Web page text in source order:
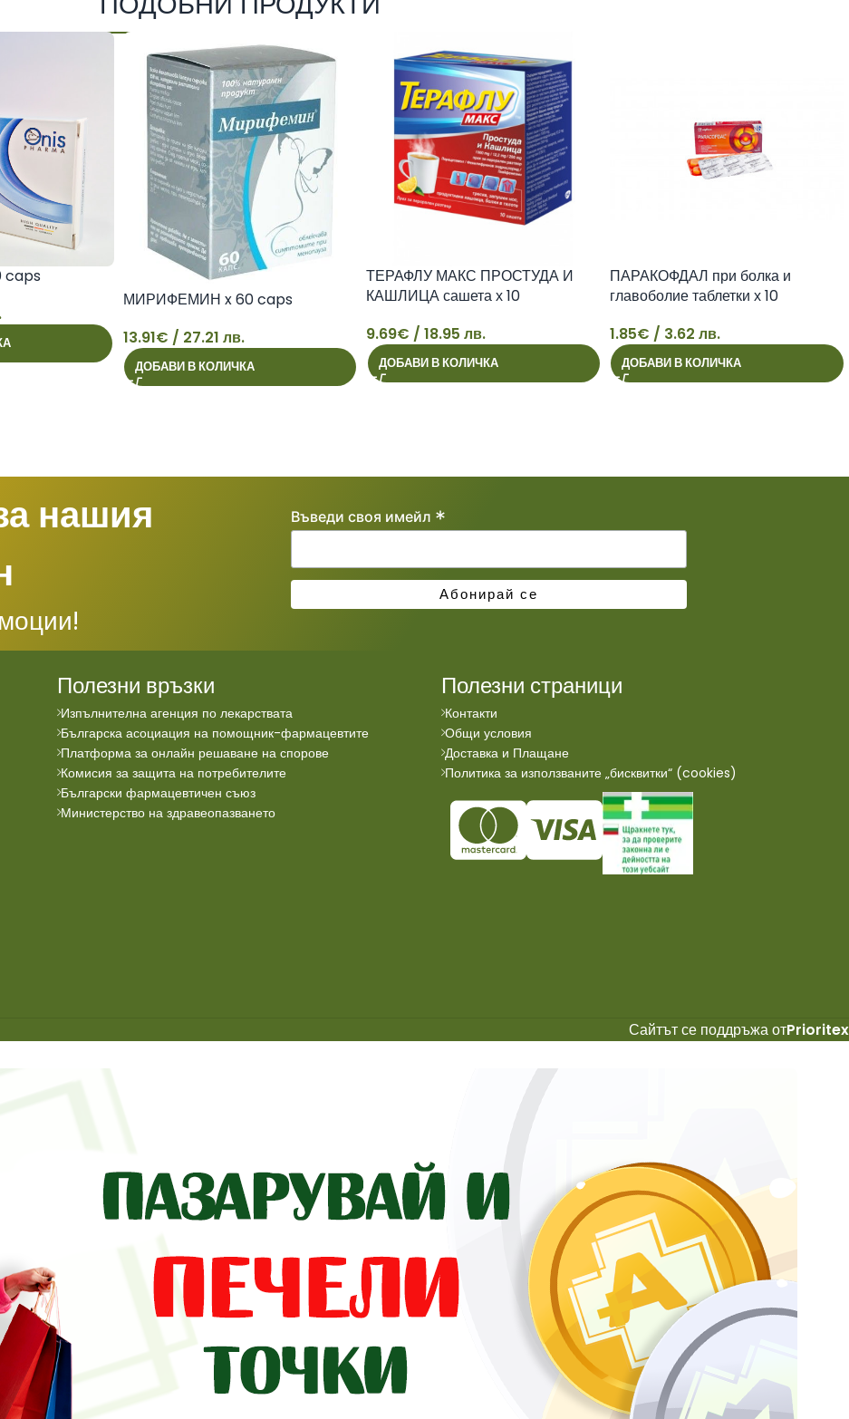
caps
МИРИФЕМИН x 60 caps
13.91€ / 27.21 лв.
ДОБАВИ В КОЛИЧКА
ТЕРАФЛУ МАКС ПРОСТУДА И
КАШЛИЦА сашета х 10
9.69€ / 18.95 лв.
ДОБАВИ В КОЛИЧКА
ПАРАКОФДАЛ при болка и
главоболие таблетки х 10
1.85€ / 3.62 лв.
ДОБАВИ В КОЛИЧКА
нашия
Въведи своя имейл *
Полезни връзки
Изпълнителна агенция по лекарствата
Българска асоциация на помощник-фармацевтите
Платформа за онлайн решаване на спорове
Комисия за защита на потребителите
Български фармацевтичен съюз
Министерство на здравеопазването
Полезни страници
Контакти
Общи условия
Доставка и Плащане
Политика за използваните „бисквитки“ (cookies)
Сайтът се поддръжа отPrioritex